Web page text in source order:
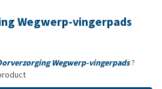
Wegwerp-vingerpads
Wegwerp-vingerpads?